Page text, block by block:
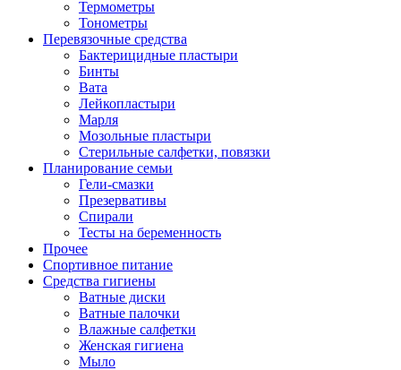
Термометры
Тонометры
Перевязочные средства
Бактерицидные пластыри
Бинты
Вата
Лейкопластыри
Марля
Мозольные пластыри
Стерильные салфетки, повязки
Планирование семьи
Гели-смазки
Презервативы
Спирали
Тесты на беременность
Прочее
Спортивное питание
Средства гигиены
Ватные диски
Ватные палочки
Влажные салфетки
Женская гигиена
Мыло